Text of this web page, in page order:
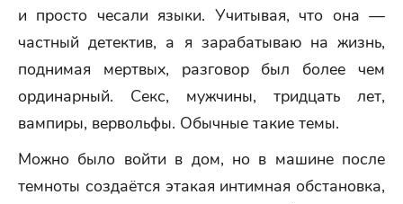
и просто чесали языки. Учитывая, что она —
частный детектив, а я зарабатываю на жизнь,
поднимая мертвых, разговор был более чем
ординарный. Секс, мужчины, тридцать лет,
вампиры, вервольфы. Обычные такие темы.
Можно было войти в дом, но в машине после
темноты создаётся этакая интимная обстановка,